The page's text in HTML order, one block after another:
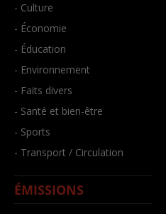
- Culture
- Économie
- Éducation
- Environnement
- Faits divers
- Santé et bien-être
- Sports
- Transport / Circulation
ÉMISSIONS